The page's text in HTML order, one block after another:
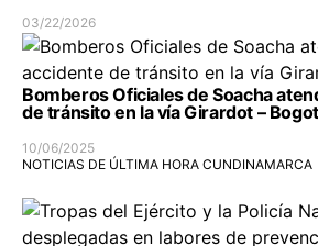
03/22/2026
Bomberos Oficiales de Soacha
de tránsito en la vía Girardot –
10/06/2025
NOTICIAS DE ÚLTIMA HORA CUNDINAMARCA